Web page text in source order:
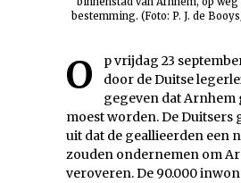
bestemming. (Foto: P. J. de
Op vrijdag 23 september 1944 werd
door de Duitse
gegeven dat Arnhem
moest worden. De Duitsers
uit dat de geallieerden een
zouden ondernemen om
veroveren. De 90.000